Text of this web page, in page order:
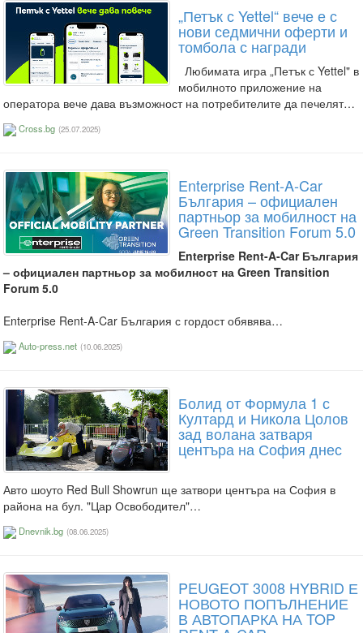
„Петък с Yettel“ вече е с
нови седмични оферти и
томбола с награди
Любимата игра „Петък с Yettel" в
мобилното приложение на
оператора вече дава възможност на потребителите да печелят…
Cross.bg (25.07.2025)
Enterprise Rent-A-Car
България – официален
партньор за мобилност на
Green Transition Forum 5.0
Enterprise Rent-A-Car България
– официален партньор за мобилност на Green Transition
Forum 5.0
Enterprise Rent-A-Car България с гордост обявява…
Auto-press.net (10.06.2025)
Болид от Формула 1 с
Култард и Никола Цолов
зад волана затваря
центъра на София днес
Авто шоуто Red Bull Showrun ще затвори центъра на София в
района на бул. "Цар Освободител"…
Dnevnik.bg (08.06.2025)
PEUGEOT 3008 HYBRID Е
НОВОТО ПОПЪЛНЕНИЕ
В АВТОПАРКА НА TOP